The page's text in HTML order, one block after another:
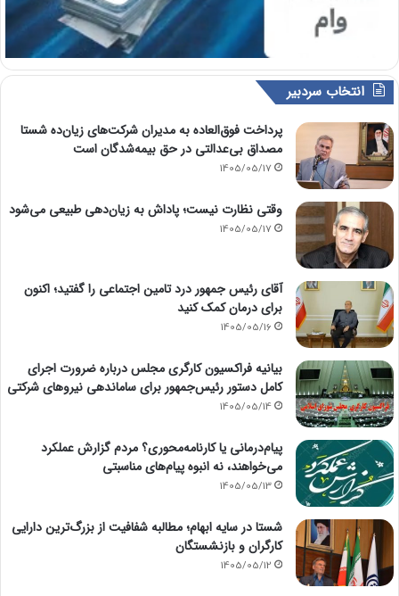
انتخاب سردبیر
پرداخت فوق‌العاده به مدیران شرکت‌های زیان‌ده شستا
مصداق بی‌عدالتی در حق بیمه‌شدگان است
1405/05/17
وقتی نظارت نیست؛ پاداش به زیان‌دهی طبیعی می‌شود
1405/05/17
آقای رئیس جمهور درد تامین اجتماعی را گفتید؛ اکنون
برای درمان کمک کنید
1405/05/16
بیانیه فراکسیون کارگری مجلس درباره ضرورت اجرای
کامل دستور رئیس‌جمهور برای ساماندهی نیروهای شرکتی
1405/05/14
پیام‌درمانی یا کارنامه‌محوری؟ مردم گزارش عملکرد
می‌خواهند، نه انبوه پیام‌های مناسبتی
1405/05/13
شستا در سایه ابهام؛ مطالبه شفافیت از بزرگ‌ترین دارایی
کارگران و بازنشستگان
1405/05/12